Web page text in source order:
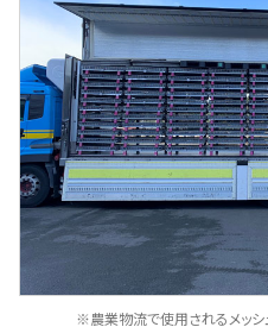
※農業物流で使用されるメッシュパ